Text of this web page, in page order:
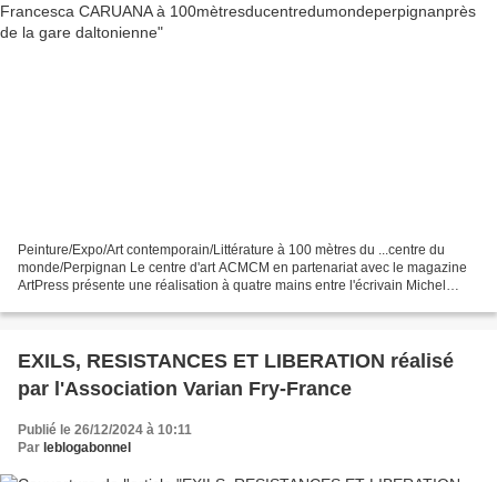
Peinture/Expo/Art contemporain/Littérature à 100 mètres du ...centre du
monde/Perpignan Le centre d'art ACMCM en partenariat avec le magazine
ArtPress présente une réalisation à quatre mains entre l'écrivain Michel
EXILS, RESISTANCES ET LIBERATION réalisé
par l'Association Varian Fry-France
Publié le 26/12/2024 à 10:11
Par leblogabonnel